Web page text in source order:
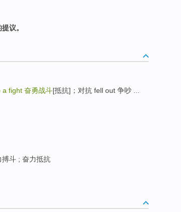
议。
a fight 奋勇战斗[抵抗]；对抗 fell out 争吵 ...
斗 ; 奋力抵抗